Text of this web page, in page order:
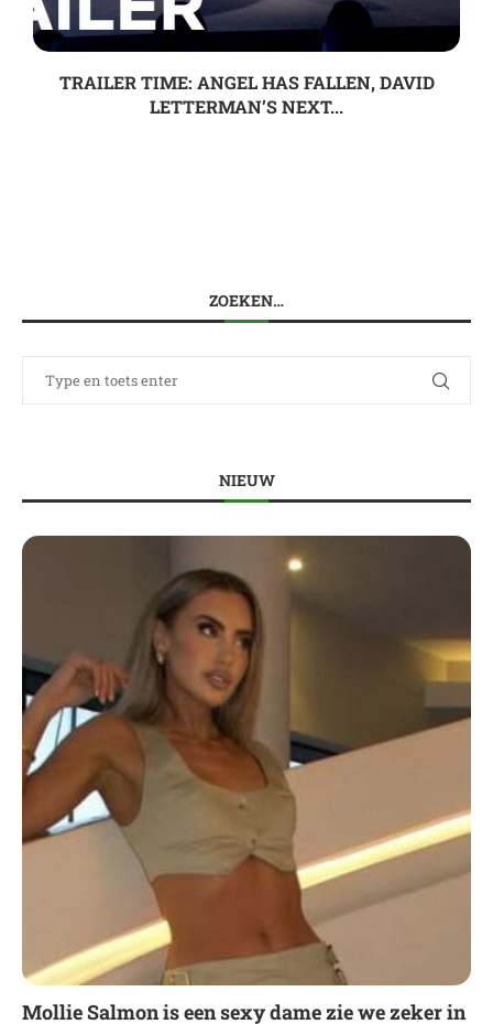
TRAILER TIME: ANGEL HAS FALLEN, DAVID
LETTERMAN’S NEXT...
ZOEKEN…
NIEUW
Mollie Salmon is een sexy dame zie we zeker in